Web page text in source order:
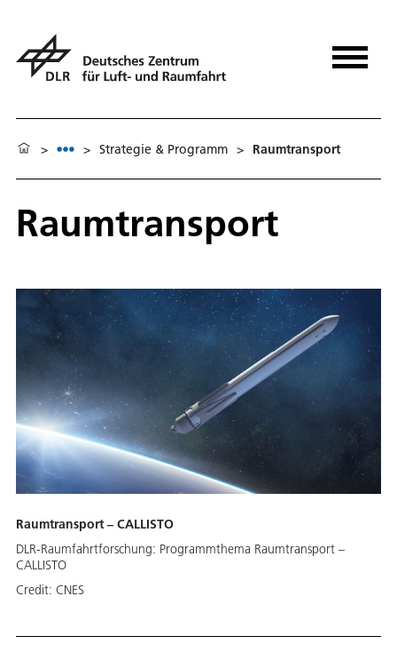
> > Stra­te­gie & Pro­gramm > Raumtransport
Raumtransport
Raumtransport – CALLISTO
DLR-Raumfahrtforschung: Programmthema Raumtransport –
CALLISTO
Credit: CNES